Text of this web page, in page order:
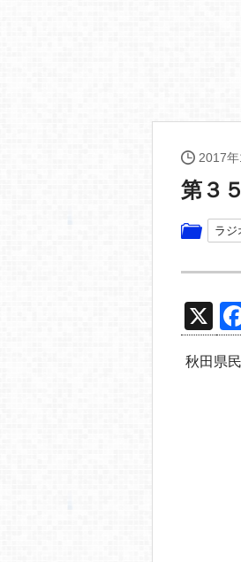
2017
第３
ラジ
X
秋田県